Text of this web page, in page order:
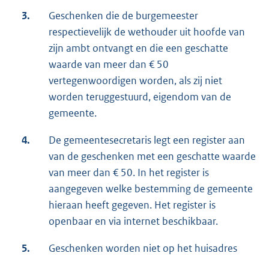
3.
Geschenken die de burgemeester
respectievelijk de wethouder uit hoofde van
zijn ambt ontvangt en die een geschatte
waarde van meer dan € 50
vertegenwoordigen worden, als zij niet
worden teruggestuurd, eigendom van de
gemeente.
4.
De gemeentesecretaris legt een register aan
van de geschenken met een geschatte waarde
van meer dan € 50. In het register is
aangegeven welke bestemming de gemeente
hieraan heeft gegeven. Het register is
openbaar en via internet beschikbaar.
5.
Geschenken worden niet op het huisadres